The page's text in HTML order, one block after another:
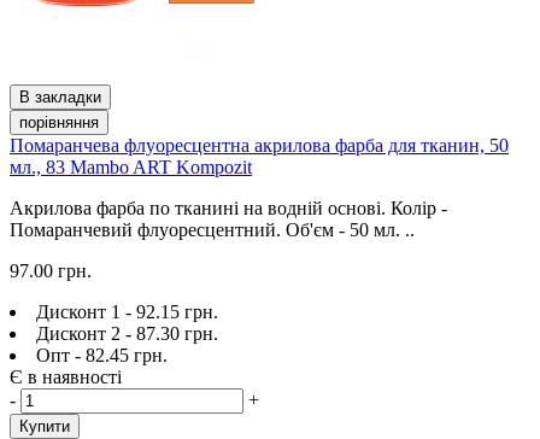
В закладки
порівняння
Помаранчева флуоресцентна акрилова фарба для тканин, 50
мл., 83 Mambo ART Kompozit
Акрилова фарба по тканині на водній основі. Колір -
Помаранчевий флуоресцентний. Об'єм - 50 мл. ..
97.00 грн.
Дисконт 1 - 92.15 грн.
Дисконт 2 - 87.30 грн.
Опт - 82.45 грн.
Є в наявності
-
+
Купити